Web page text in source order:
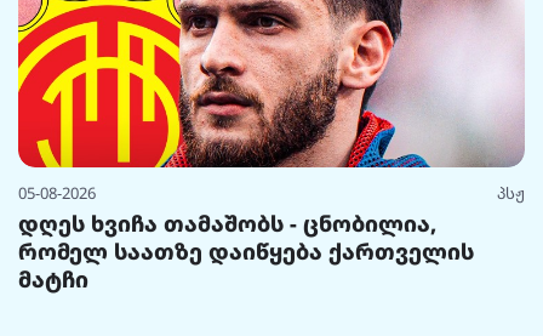
05-08-2026 პსჟ
დღეს ხვიჩა თამაშობს - ცნობილია,
რომელ საათზე დაიწყება ქართველის
მატჩი